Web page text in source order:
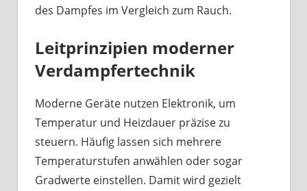
des Dampfes im Vergleich zum Rauch.
Leitprinzipien moderner
Verdampfertechnik
Moderne Geräte nutzen Elektronik, um
Temperatur und Heizdauer präzise zu
steuern. Häufig lassen sich mehrere
Temperaturstufen anwählen oder sogar
Gradwerte einstellen. Damit wird gezielt